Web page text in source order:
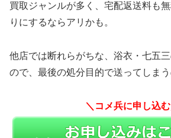
買取ジャンルが多く、宅配返送料も
りにするならアリかも。
他店では断れらがちな、浴衣・七五
ので、最後の処分目的で送ってしまう
＼コメ兵に申し込